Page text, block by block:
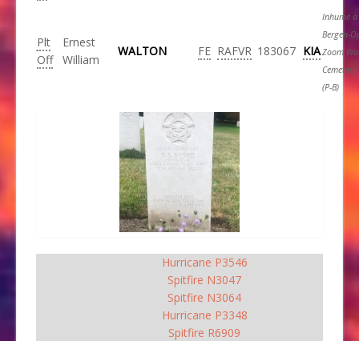
Plt
Off
Ernest
William
WALTON FE RAFVR 183067 KIA
Inhumé à
Bergen-
Zoom
Cemetery
(P-B)
Hurricane P3546
Spitfire N3047
Spitfire N3064
Hurricane P3348
Spitfire R6909